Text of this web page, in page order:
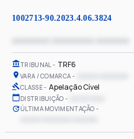
1002713-90.2023.4.06.3824
TRIBUNAL TRF6
VARA / COMARCA
CLASSE Apelação Cível
DISTRIBUIÇÃO
ÚLTIMA MOVIMENTAÇÃO